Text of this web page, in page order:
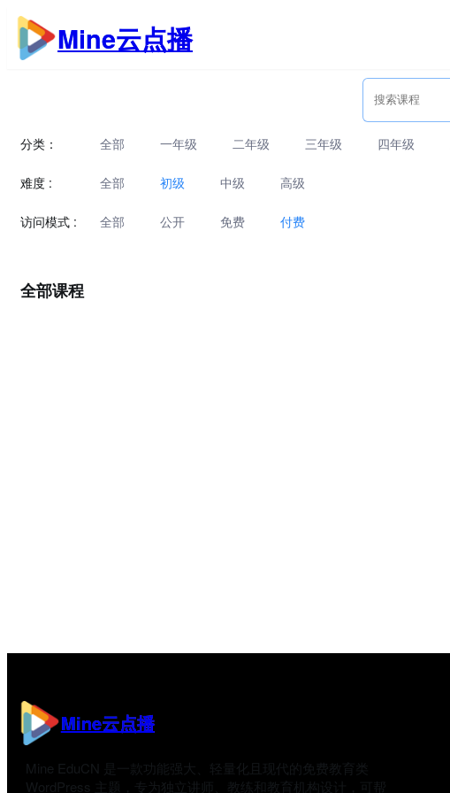
跳
至
内
Mine云点播
分类： 全部 一年级 二年级 三年级 四年级
难度 : 全部 初级 中级 高级
访问模式 : 全部 公开 免费 付费
全部课程
Mine云点播
Mine EduCN 是一款功能强大、轻量化且现代的免费教育类
WordPress 主题，专为独立讲师、教练和教育机构设计，可帮